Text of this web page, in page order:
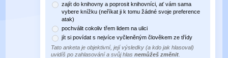
zajít do knihovny a poprosit knihovníci, ať vám sama
vybere knížku (neříkat ji k tomu žádné svoje preference
atak)
pochválit cokoliv třem lidem na ulici
jít si povídat s nejvíce vyčleněným člověkem ze třídy
Tato anketa je objektivní, její výsledky (a kdo jak hlasoval)
uvidíš po zahlasování a svůj hlas nemůžeš změnit.